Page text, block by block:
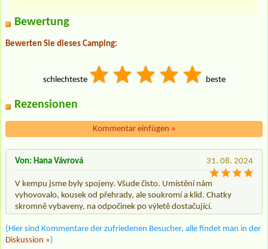
Bewertung
Bewerten Sie dieses Camping:
schlechteste beste
Rezensionen
Kommentar einfügen »
31. 08. 2024
Von: Hana Vávrová
V kempu jsme byly spojeny. Všude čisto. Umístění nám
vyhovovalo, kousek od přehrady, ale soukromí a klid. Chatky
skromně vybaveny, na odpočinek po výletě dostačující.
(Hier sind Kommentare der zufriedenen Besucher, alle findet man in der
Diskussion »)